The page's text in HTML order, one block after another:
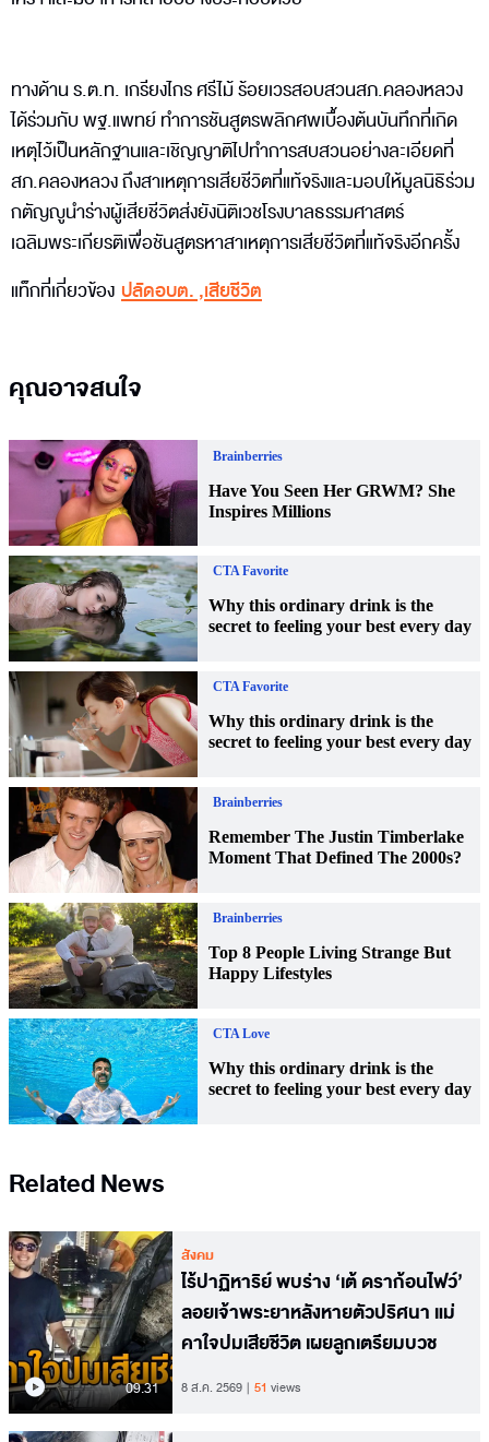
ทางด้าน ร.ต.ท. เกรียงไกร ศรีไม้ ร้อยเวรสอบสวนสภ.คลองหลวง
ได้ร่วมกับ พฐ.แพทย์ ทำการชันสูตรพลิกศพเบื้องต้นบันทึกที่เกิด
เหตุไว้เป็นหลักฐานและเชิญญาติไปทำการสบสวนอย่างละเอียดที่
สภ.คลองหลวง ถึงสาเหตุการเสียชีวิตที่แท้จริงและมอบให้มูลนิธิร่วม
กตัญญูนำร่างผู้เสียชีวิตส่งยังนิติเวชโรงบาลธรรมศาสตร์
เฉลิมพระเกียรติเพื่อชันสูตรหาสาเหตุการเสียชีวิตที่แท้จริงอีกครั้ง
แท็กที่เกี่ยวข้อง ปลัดอบต. ,เสียชีวิต
คุณอาจสนใจ
Related News
09.31
สังคม
ไร้ปาฏิหาริย์ พบร่าง ‘เต้ ดราก้อนไฟว์’
ลอยเจ้าพระยาหลังหายตัวปริศนา แม่
คาใจปมเสียชีวิต เผยลูกเตรียมบวช
8 ส.ค. 2569 51 views